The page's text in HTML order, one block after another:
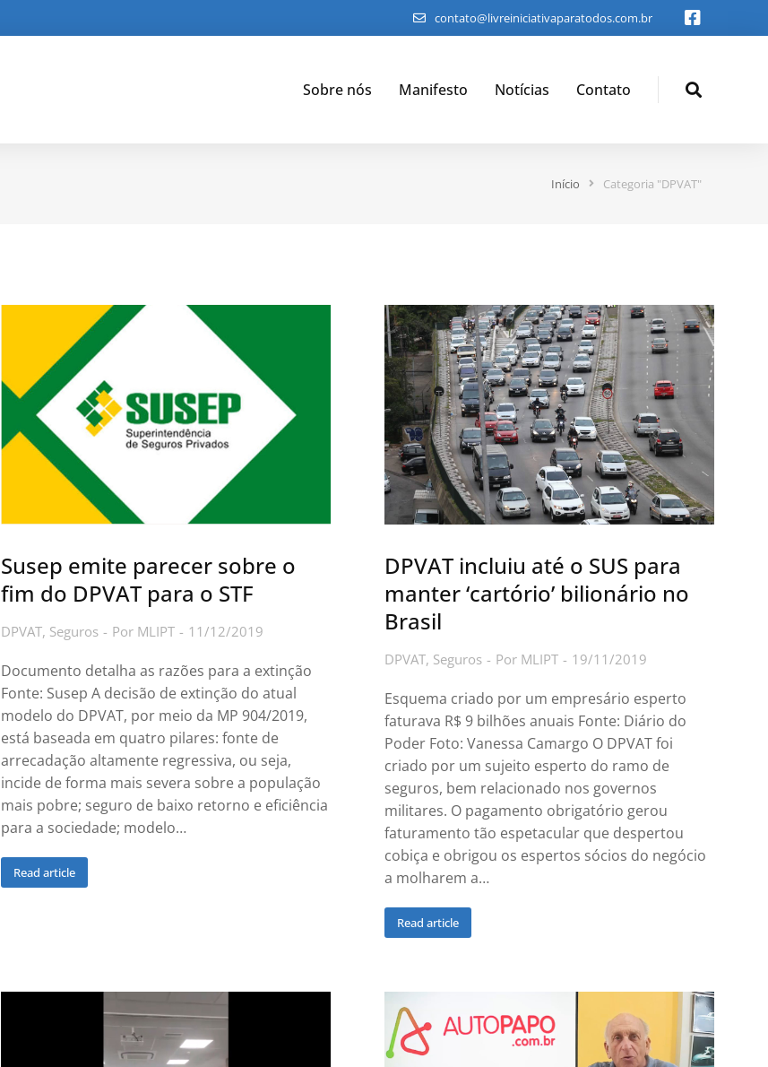
contato@livreiniciativaparatodos.com.br
Sobre nós Manifesto Notícias Contato
Início Categoria "DPVAT"
Susep emite parecer sobre o
fim do DPVAT para o STF
DPVAT, Seguros Por MLIPT 11/12/2019
Documento detalha as razões para a extinção
Fonte: Susep A decisão de extinção do atual
modelo do DPVAT, por meio da MP 904/2019,
está baseada em quatro pilares: fonte de
arrecadação altamente regressiva, ou seja,
incide de forma mais severa sobre a população
mais pobre; seguro de baixo retorno e eficiência
para a sociedade; modelo…
Read article
DPVAT incluiu até o SUS para
manter ‘cartório’ bilionário no
Brasil
DPVAT, Seguros Por MLIPT 19/11/2019
Esquema criado por um empresário esperto
faturava R$ 9 bilhões anuais Fonte: Diário do
Poder Foto: Vanessa Camargo O DPVAT foi
criado por um sujeito esperto do ramo de
seguros, bem relacionado nos governos
militares. O pagamento obrigatório gerou
faturamento tão espetacular que despertou
cobiça e obrigou os espertos sócios do negócio
a molharem a…
Read article